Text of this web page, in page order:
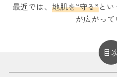
最近では、 地肌を“守る”と
が広がって
目